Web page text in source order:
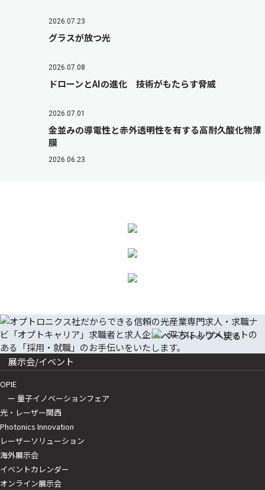
2026.07.23
グラスが放つ光
2026.07.08
ドローンとAIの進化 技術がもたらす脅威
2026.07.01
金並みの導電性と赤外透明性を有する高耐久酸化物薄
膜
2026.06.23
展示会/イベント
OPIE
ー 量子イノベーションフェア
光・レーザー関西
Photonics Innovation
レーザーソリューション
海外展示会
イベントカレンダー
オンライン展示会